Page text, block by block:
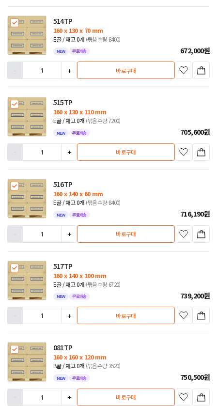
514TP
160 x 130 x 70 mm
E골 / 재고 0개 (묶음수량 8400)
NEW 무료배송 672,000원
-
+ 바로구매
515TP
160 x 130 x 110 mm
E골 / 재고 0개 (묶음수량 7200)
NEW 무료배송 705,600원
-
+ 바로구매
516TP
160 x 140 x 60 mm
E골 / 재고 0개 (묶음수량 8400)
NEW 무료배송 716,190원
-
+ 바로구매
517TP
160 x 140 x 100 mm
E골 / 재고 0개 (묶음수량 6720)
NEW 무료배송 739,200원
-
+ 바로구매
081TP
160 x 160 x 120 mm
B골 / 재고 0개 (묶음수량 3520)
NEW 무료배송 750,500원
-
+ 바로구매